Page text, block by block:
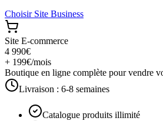
Choisir Site Business
Site E-commerce
4 990€
+ 199€/mois
Boutique en ligne complète pour vendre
Livraison : 6-8 semaines
Catalogue produits illimité